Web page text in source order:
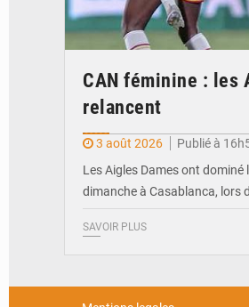
CAN féminine : les
relancent
3 août 2026
Publié à
Les Aigles Dames ont dominé
dimanche à Casablanca, lors
SAVOIR PLUS